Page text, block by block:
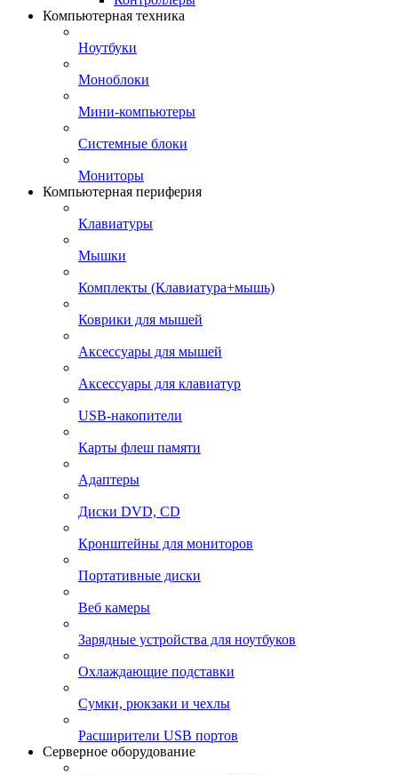
Компьютерная техника
Ноутбуки
Моноблоки
Мини-компьютеры
Системные блоки
Мониторы
Компьютерная периферия
Клавиатуры
Мышки
Комплекты (Клавиатура+мышь)
Коврики для мышей
Аксессуары для мышей
Аксессуары для клавиатур
USB-накопители
Карты флеш памяти
Адаптеры
Диски DVD, CD
Кронштейны для мониторов
Портативные диски
Веб камеры
Зарядные устройства для ноутбуков
Охлаждающие подставки
Сумки, рюкзаки и чехлы
Расширители USB портов
Серверное оборудование